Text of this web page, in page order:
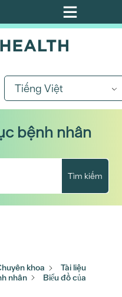
Tiếng Việt
bệnh nhân
Tìm kiếm
khoa
Tài liệu
nhân
Biểu đồ của